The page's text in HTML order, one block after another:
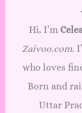
Hi, I’m
Zaivoo.com.
who loves
Born and
Uttar